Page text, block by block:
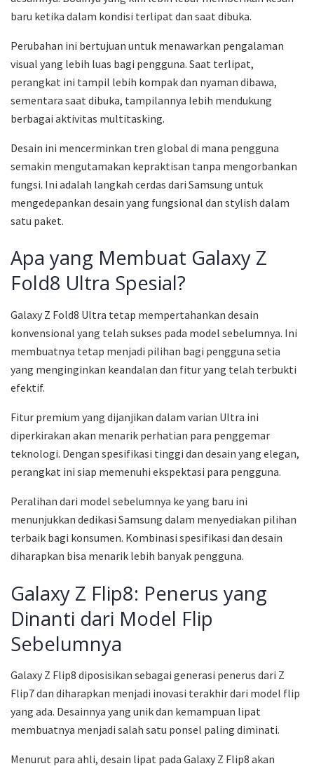
baru ketika dalam kondisi terlipat dan saat dibuka.
Perubahan ini bertujuan untuk menawarkan pengalaman
visual yang lebih luas bagi pengguna. Saat terlipat,
perangkat ini tampil lebih kompak dan nyaman dibawa,
sementara saat dibuka, tampilannya lebih mendukung
berbagai aktivitas multitasking.
Desain ini mencerminkan tren global di mana pengguna
semakin mengutamakan kepraktisan tanpa mengorbankan
fungsi. Ini adalah langkah cerdas dari Samsung untuk
mengedepankan desain yang fungsional dan stylish dalam
satu paket.
Apa yang Membuat Galaxy Z
Fold8 Ultra Spesial?
Galaxy Z Fold8 Ultra tetap mempertahankan desain
konvensional yang telah sukses pada model sebelumnya. Ini
membuatnya tetap menjadi pilihan bagi pengguna setia
yang menginginkan keandalan dan fitur yang telah terbukti
efektif.
Fitur premium yang dijanjikan dalam varian Ultra ini
diperkirakan akan menarik perhatian para penggemar
teknologi. Dengan spesifikasi tinggi dan desain yang elegan,
perangkat ini siap memenuhi ekspektasi para pengguna.
Peralihan dari model sebelumnya ke yang baru ini
menunjukkan dedikasi Samsung dalam menyediakan pilihan
terbaik bagi konsumen. Kombinasi spesifikasi dan desain
diharapkan bisa menarik lebih banyak pengguna.
Galaxy Z Flip8: Penerus yang
Dinanti dari Model Flip
Sebelumnya
Galaxy Z Flip8 diposisikan sebagai generasi penerus dari Z
Flip7 dan diharapkan menjadi inovasi terakhir dari model flip
yang ada. Desainnya yang unik dan kemampuan lipat
membuatnya menjadi salah satu ponsel paling diminati.
Menurut para ahli, desain lipat pada Galaxy Z Flip8 akan